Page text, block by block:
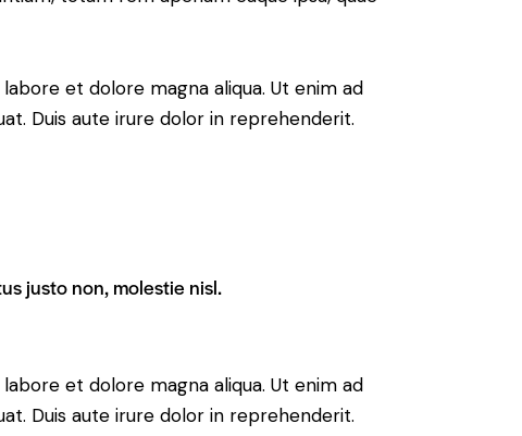
et dolore magna aliqua. Ut enim ad
Duis aute irure dolor in reprehenderit.
justo non, molestie nisl.
et dolore magna aliqua. Ut enim ad
Duis aute irure dolor in reprehenderit.